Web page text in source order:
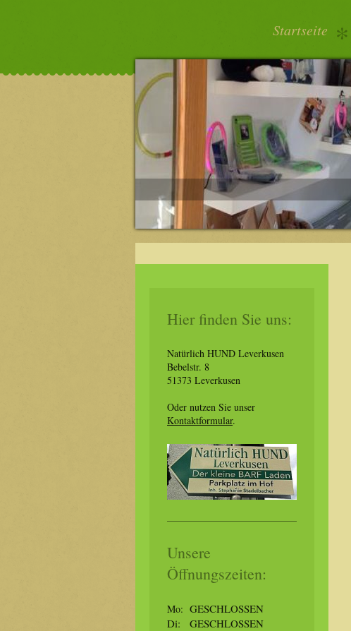
Startseite
Hier finden Sie uns:
Natürlich HUND Leverkusen
Bebelstr. 8
51373 Leverkusen
Oder nutzen Sie unser
Kontaktformular.
Unsere
Öffnungszeiten:
Mo: GESCHLOSSEN
Di: GESCHLOSSEN